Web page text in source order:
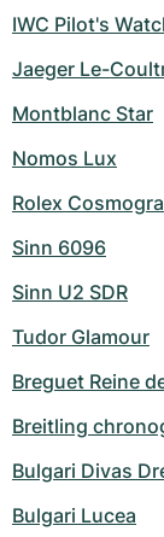
IWC Pilot's
Jaeger Le-
Montblanc Star
Nomos Lux
Rolex
Sinn 6096
Sinn U2 SDR
Tudor Glamour
Breguet Reine
Breitling
Bulgari Divas
Bulgari Lucea